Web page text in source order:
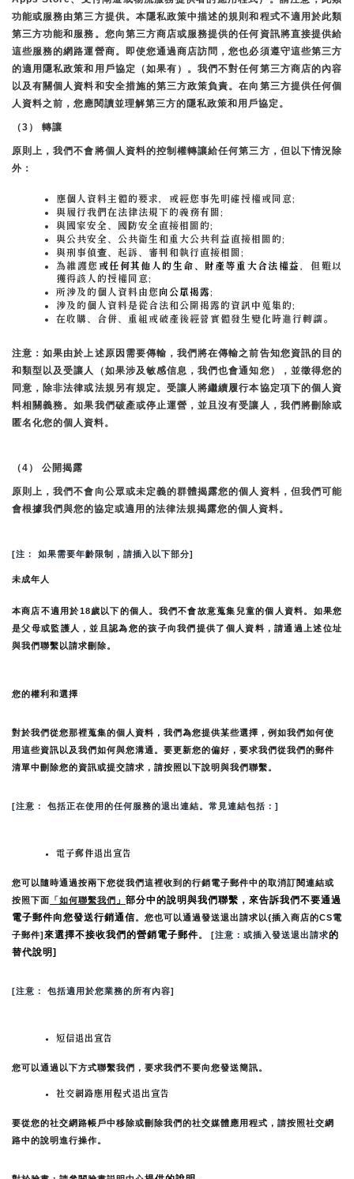
功能或服務由第三方提供。本隱私政策中描述的規則和程式不適用於此類
第三方功能和服務。您向第三方商店或服務提供的任何資訊將直接提供給
這些服務的網路運營商。即使您通過商店訪問，您也必須遵守這些第三方
的適用隱私政策和用戶協定（如果有）。我們不對任何第三方商店的內容
以及有關個人資料和安全措施的第三方政策負責。在向第三方提供任何個
人資料之前，您應閱讀並理解第三方的隱私政策和用戶協定。
（3） 轉讓
原則上，我們不會將個人資料的控制權轉讓給任何第三方，但以下情況除
外：
應個人資料主體的要求，或經您事先明確授權或同意;
與履行我們在法律法規下的義務有關;
與國家安全、國防安全直接相關的;
與公共安全、公共衛生和重大公共利益直接相關的;
與刑事偵查、起訴、審判和執行直接相關;
為維護您或任何其他人的生命、財產等重大合法權益，但難以
獲得該人的授權同意;
所涉及的個人資料由您向公眾揭露;
涉及的個人資料是從合法和公開揭露的資訊中蒐集的;
在收購、合併、重組或破產後經營實體發生變化時進行轉讓。
注意：如果由於上述原因需要傳輸，我們將在傳輸之前告知您資訊的目的
和類型以及受讓人（如果涉及敏感信息，我們也會通知您），並徵得您的
同意，除非法律或法規另有規定。受讓人將繼續履行本協定項下的個人資
料相關義務。如果我們破產或停止運營，並且沒有受讓人，我們將刪除或
匿名化您的個人資料。
（4） 公開揭露
原則上，我們不會向公眾或未定義的群體揭露您的個人資料，但我們可能
會根據我們與您的協定或適用的法律法規揭露您的個人資料。
[注： 如果需要年齡限制，請插入以下部分]
未成年人
本商店不適用於18歲以下的個人。我們不會故意蒐集兒童的個人資料。如果您
是父母或監護人，並且認為您的孩子向我們提供了個人資料，請通過上述位址
與我們聯繫以請求刪除。
您的權利和選擇
對於我們從您那裡蒐集的個人資料，我們為您提供某些選擇，例如我們如何使
用這些資訊以及我們如何與您溝通。要更新您的偏好，要求我們從我們的郵件
清單中刪除您的資訊或提交請求，請按照以下說明與我們聯繫。
[注意： 包括正在使用的任何服務的退出連結。常見連結包括：]
電子郵件退出宣告
您可以隨時通過按兩下您從我們這裡收到的行銷電子郵件中的取消訂閱連結或
按照下面 「如何聯繫我們」 部分中的說明與我們聯繫，來告訴我們不要通過
電子郵件向您發送行銷通信。您也可以通過發送退出請求以{插入商店的CS電
子郵件]來選擇不接收我們的營銷電子郵件。 [注意：或插入發送退出請求的
替代說明]
[注意： 包括適用於您業務的所有內容]
短信退出宣告
您可以通過以下方式聯繫我們，要求我們不要向您發送簡訊。
社交網路應用程式退出宣告
要從您的社交網路帳戶中移除或刪除我們的社交媒體應用程式，請按照社交網
路中的說明進行操作。